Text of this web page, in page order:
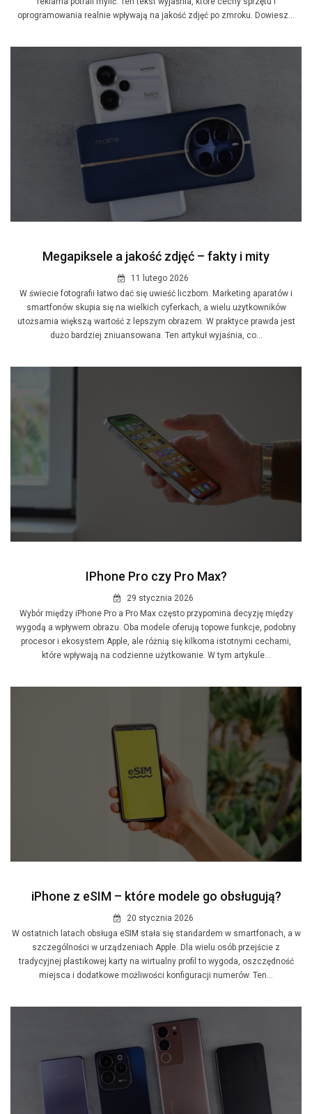
oprogramowania realnie wpływają na jakość zdjęć po zmroku. Dowiesz...
Megapiksele a jakość zdjęć – fakty i mity
11 lutego 2026
W świecie fotografii łatwo dać się uwieść liczbom. Marketing aparatów i
smartfonów skupia się na wielkich cyferkach, a wielu użytkowników
utożsamia większą wartość z lepszym obrazem. W praktyce prawda jest
dużo bardziej zniuansowana. Ten artykuł wyjaśnia, co...
IPhone Pro czy Pro Max?
29 stycznia 2026
Wybór między iPhone Pro a Pro Max często przypomina decyzję między
wygodą a wpływem obrazu. Oba modele oferują topowe funkcje, podobny
procesor i ekosystem Apple, ale różnią się kilkoma istotnymi cechami,
które wpływają na codzienne użytkowanie. W tym artykule...
iPhone z eSIM – które modele go obsługują?
20 stycznia 2026
W ostatnich latach obsługa eSIM stała się standardem w smartfonach, a w
szczególności w urządzeniach Apple. Dla wielu osób przejście z
tradycyjnej plastikowej karty na wirtualny profil to wygoda, oszczędność
miejsca i dodatkowe możliwości konfiguracji numerów. Ten...